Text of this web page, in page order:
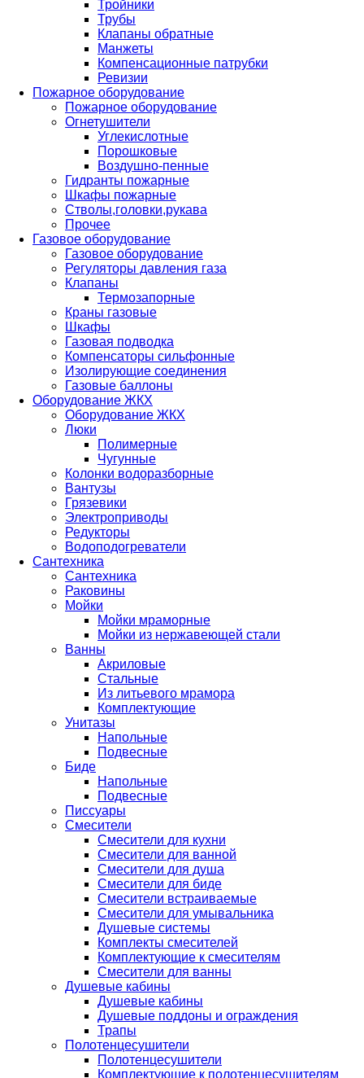
Тройники
Трубы
Клапаны обратные
Манжеты
Компенсационные патрубки
Ревизии
Пожарное оборудование
Пожарное оборудование
Огнетушители
Углекислотные
Порошковые
Воздушно-пенные
Гидранты пожарные
Шкафы пожарные
Стволы,головки,рукава
Прочее
Газовое оборудование
Газовое оборудование
Регуляторы давления газа
Клапаны
Термозапорные
Краны газовые
Шкафы
Газовая подводка
Компенсаторы сильфонные
Изолирующие соединения
Газовые баллоны
Оборудование ЖКХ
Оборудование ЖКХ
Люки
Полимерные
Чугунные
Колонки водоразборные
Вантузы
Грязевики
Электроприводы
Редукторы
Водоподогреватели
Сантехника
Сантехника
Раковины
Мойки
Мойки мраморные
Мойки из нержавеющей стали
Ванны
Акриловые
Стальные
Из литьевого мрамора
Комплектующие
Унитазы
Напольные
Подвесные
Биде
Напольные
Подвесные
Писсуары
Смесители
Смесители для кухни
Смесители для ванной
Смесители для душа
Смесители для биде
Смесители встраиваемые
Смесители для умывальника
Душевые системы
Комплекты смесителей
Комплектующие к смесителям
Смесители для ванны
Душевые кабины
Душевые кабины
Душевые поддоны и ограждения
Трапы
Полотенцесушители
Полотенцесушители
Комплектующие к полотенцесушителям